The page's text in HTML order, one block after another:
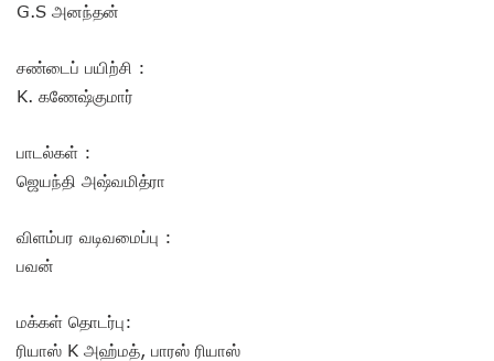
G.S அனந்தன்
சண்டைப் பயிற்சி :
K. கணேஷ்குமார்
பாடல்கள் :
ஜெயந்தி அஷ்வமித்ரா
விளம்பர வடிவமைப்பு :
பவன்
மக்கள் தொடர்பு:
ரியாஸ் K அஹ்மத், பாரஸ் ரியாஸ்